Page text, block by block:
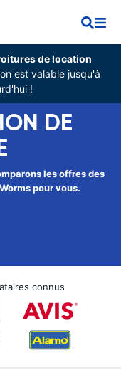
de location
est valable jusqu'à
!
DE
les offres des
pour vous.
connus